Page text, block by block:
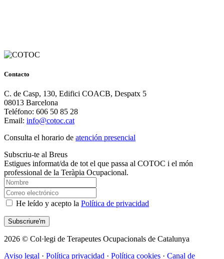
Contacto
C. de Casp, 130, Edifici COACB, Despatx 5
08013 Barcelona
Teléfono: 606 50 85 28
Email: info@cotoc.cat
Consulta el horario de atención presencial
Subscriu-te al Breus
Estigues informat/da de tot el que passa al COTOC i el món
professional de la Teràpia Ocupacional.
He leído y acepto la Política de privacidad
2026 © Col·legi de Terapeutes Ocupacionals de Catalunya
Aviso legal · Política privacidad · Política cookies · Canal de